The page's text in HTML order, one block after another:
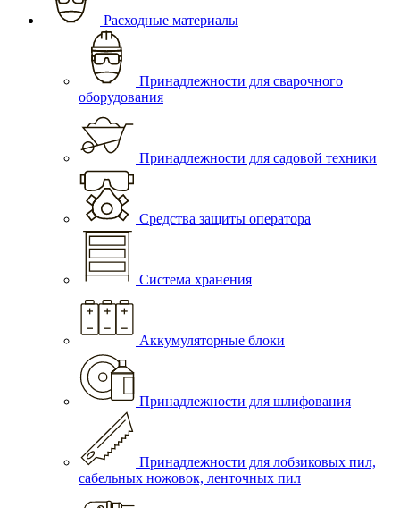
Расходные материалы
Принадлежности для сварочного
оборудования
Принадлежности для садовой техники
Средства защиты оператора
Система хранения
Аккумуляторные блоки
Принадлежности для шлифования
Принадлежности для лобзиковых пил,
сабельных ножовок, ленточных пил